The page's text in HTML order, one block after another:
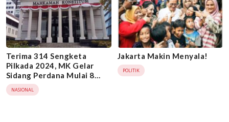
Terima 314 Sengketa
Pilkada 2024, MK Gelar
Sidang Perdana Mulai 8
Januari
NASIONAL
Jakarta Makin Menyala!
POLITIK